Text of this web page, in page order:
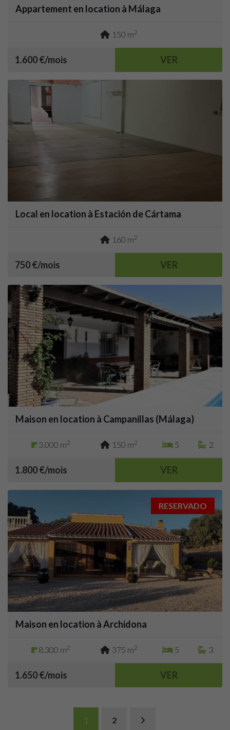
Appartement en location à Málaga
150 m2
1.600 €/mois VER
Local en location à Estación de Cártama
160 m2
750 €/mois VER
Maison en location à Campanillas (Málaga)
3.000 m2 150 m2 5 2
1.800 €/mois VER
RESERVADO
Maison en location à Archidona
8.300 m2 375 m2 5 3
1.650 €/mois VER
1 2